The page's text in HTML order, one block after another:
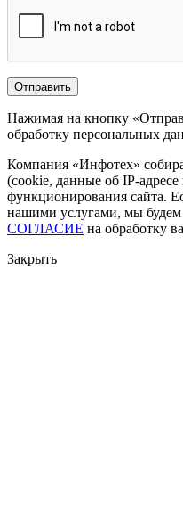
Нажимая на кнопку
обработку персональных
Компания «Инфотех»
(cookie, данные об IP-
функционирования сайта.
нашими услугами, мы будем
СОГЛАСИЕ на обработку
Закрыть